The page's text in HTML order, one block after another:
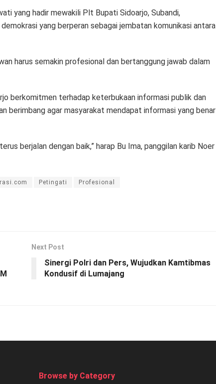
yang hadir mewakili Plt Bupati Sidoarjo, Subandi,
yang berperan sebagai jembatan komunikasi antara
harus semakin profesional dan bertanggung jawab dalam
berkomitmen terhadap keterbukaan informasi publik dan
berimbang agar masyarakat mendapat informasi yang benar
berjalan dengan baik,” harap Bu Ima, panggilan karib Noer
Petingati Profesional
Next Post
Sinergi Polri dan Pers, Wujudkan Kamtibmas
Kondusif di Lumajang
Browse by Category